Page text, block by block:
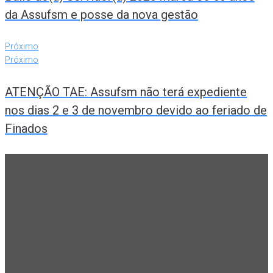
da Assufsm e posse da nova gestão
Próximo
Próximo
ATENÇÃO TAE: Assufsm não terá expediente
nos dias 2 e 3 de novembro devido ao feriado de
Finados